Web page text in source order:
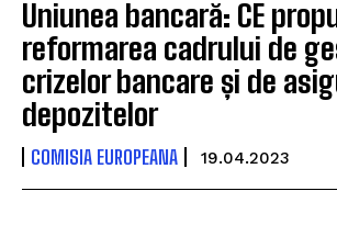
Uniunea bancară: CE
reformarea cadrului de
crizelor bancare și de
depozitelor
COMISIA EUROPEANA 19.04.2023